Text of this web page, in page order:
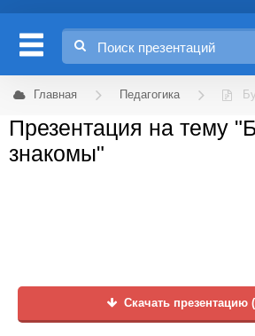
Главная Педагогика
Презентация на тему
знакомы"
Скачать презентацию